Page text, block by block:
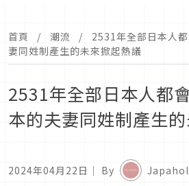
首頁 潮流
2531年全部日本人
妻同姓制產生的未來掀起熱議
2531年全部日本人都
本的夫妻同姓制產生
2024年04月22日 ｜ By